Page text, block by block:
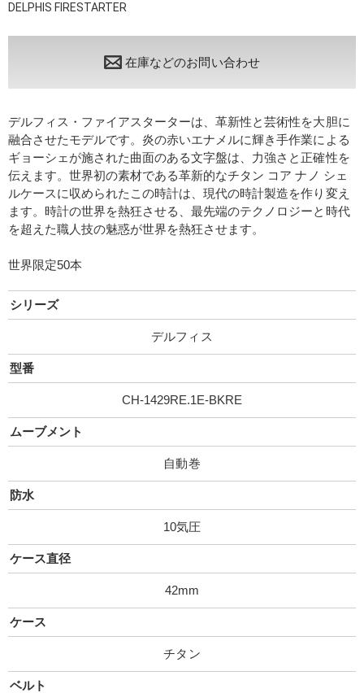
DELPHIS FIRESTARTER
在庫などのお問い合わせ
デルフィス・ファイアスターターは、革新性と芸術性を大胆に
融合させたモデルです。炎の赤いエナメルに輝き手作業による
ギョーシェが施された曲面のある文字盤は、力強さと正確性を
伝えます。世界初の素材である革新的なチタン コア ナノ シェ
ルケースに収められたこの時計は、現代の時計製造を作り変え
ます。時計の世界を熱狂させる、最先端のテクノロジーと時代
を超えた職人技の魅惑が世界を熱狂させます。
世界限定50本
シリーズ
デルフィス
型番
CH-1429RE.1E-BKRE
ムーブメント
自動巻
防水
10気圧
ケース直径
42mm
ケース
チタン
ベルト